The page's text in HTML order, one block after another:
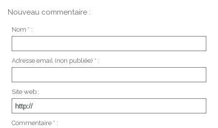
Nouveau commentaire :
Nom * :
Adresse email (non publiée) * :
Site web :
Commentaire * :